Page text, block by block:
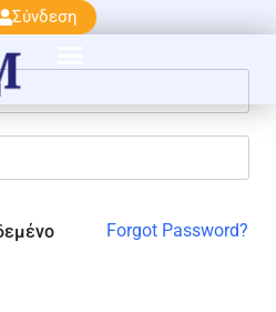
Σύνδεση
Forgot Password?